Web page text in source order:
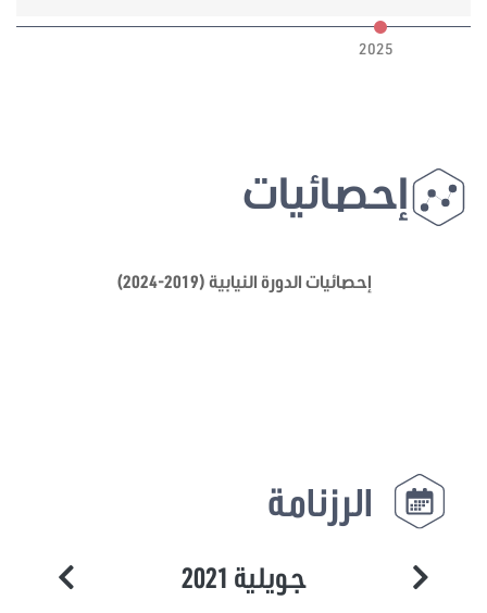
2025
إحصائيات
إحصائيات الدورة النيابية (2019-2024)
الرزنامة
جويلية 2021